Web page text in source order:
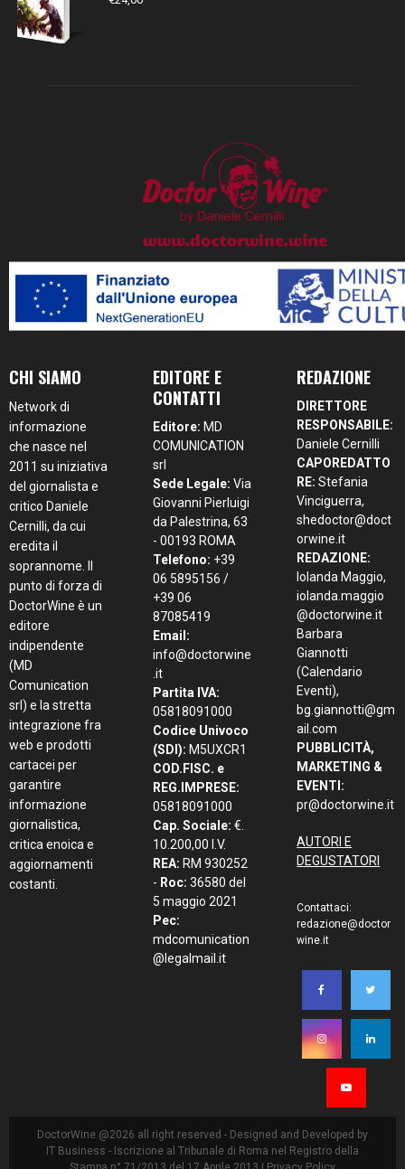
CHI SIAMO
Network di
informazione
che nasce nel
2011 su iniziativa
del giornalista e
critico Daniele
Cernilli, da cui
eredita il
soprannome. Il
punto di forza di
DoctorWine è un
editore
indipendente
(MD
Comunication
srl) e la stretta
integrazione fra
web e prodotti
cartacei per
garantire
informazione
giornalistica,
critica enoica e
aggiornamenti
costanti.
EDITORE E
CONTATTI
Editore: MD
COMUNICATION
srl
Sede Legale: Via
Giovanni Pierluigi
da Palestrina, 63
- 00193 ROMA
Telefono: +39
06 5895156 /
+39 06
87085419
Email:
info@doctorwine
.it
Partita IVA:
05818091000
Codice Univoco
(SDI): M5UXCR1
COD.FISC. e
REG.IMPRESE:
05818091000
Cap. Sociale: €.
10.200,00 I.V.
REA: RM 930252
- Roc: 36580 del
5 maggio 2021
Pec:
mdcomunication
@legalmail.it
REDAZIONE
DIRETTORE
RESPONSABILE:
Daniele Cernilli
CAPOREDATTO
RE: Stefania
Vinciguerra,
shedoctor@doct
orwine.it
REDAZIONE:
Iolanda Maggio,
iolanda.maggio
@doctorwine.it
Barbara
Giannotti
(Calendario
Eventi),
bg.giannotti@gm
ail.com
PUBBLICITÀ,
MARKETING &
EVENTI:
pr@doctorwine.it
AUTORI E
DEGUSTATORI
Contattaci:
redazione@doctor
wine.it
DoctorWine @2026 all right reserved - Designed and Developed by
IT Business - Iscrizione al Tribunale di Roma nel Registro della